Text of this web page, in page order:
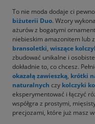
To nie moda dodaje ci
biżuterii Duo. Wzory
ażurów z bogatymi
niebieskim amazonitem lub
bransoletki, wiszące
zbudować unikalne i
dokładnie to, co chcesz.
okazałą zawieszką, krótki
naturalnych czy kolczyki
eksperymentować i łączyć
współgra z prostymi,
precjozami, które już masz